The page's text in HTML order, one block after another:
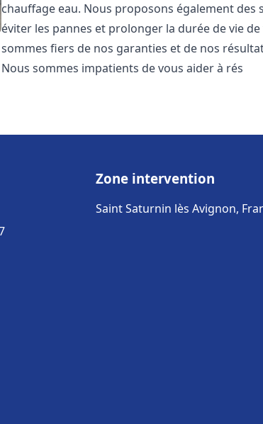
chauffage eau. Nous proposons également
éviter les pannes et prolonger la durée de vie
sommes fiers de nos garanties et de nos
Nous sommes impatients de vous aider à rés
Zone intervention
Saint Saturnin lès Avignon,